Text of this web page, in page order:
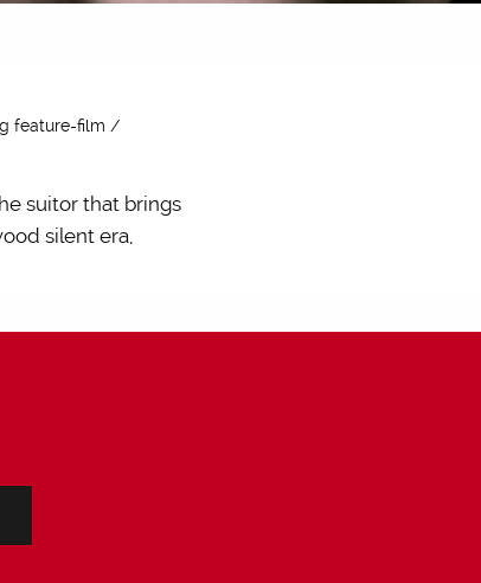
feature-film /
suitor that brings
silent era,